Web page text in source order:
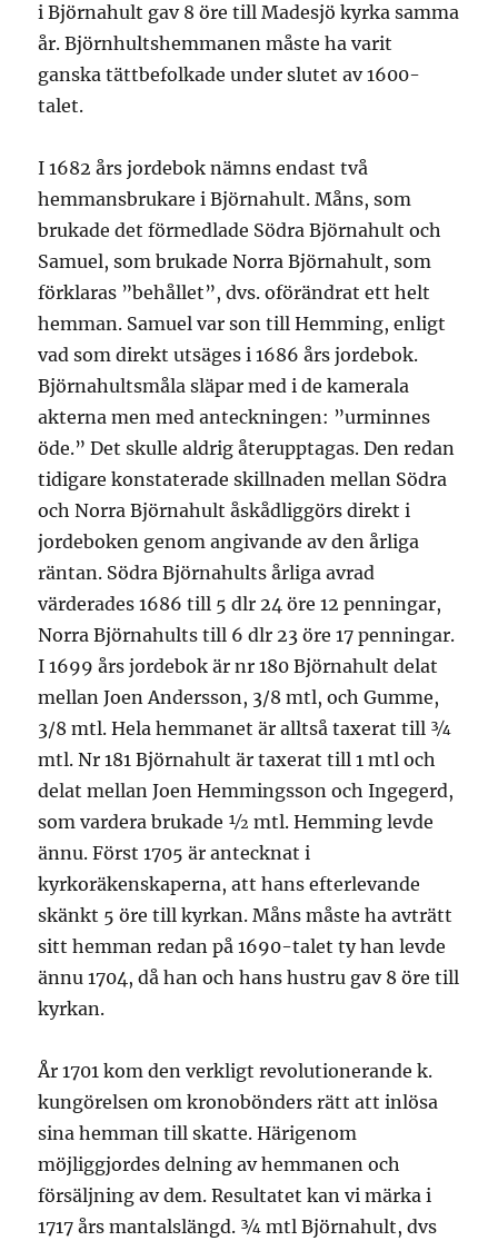
i Björnahult gav 8 öre till Madesjö kyrka samma
år. Björnhultshemmanen måste ha varit
ganska tättbefolkade under slutet av 1600-
talet.
I 1682 års jordebok nämns endast två
hemmansbrukare i Björnahult. Måns, som
brukade det förmedlade Södra Björnahult och
Samuel, som brukade Norra Björnahult, som
förklaras ”behållet”, dvs. oförändrat ett helt
hemman. Samuel var son till Hemming, enligt
vad som direkt utsäges i 1686 års jordebok.
Björnahultsmåla släpar med i de kamerala
akterna men med anteckningen: ”urminnes
öde.” Det skulle aldrig återupptagas. Den redan
tidigare konstaterade skillnaden mellan Södra
och Norra Björnahult åskådliggörs direkt i
jordeboken genom angivande av den årliga
räntan. Södra Björnahults årliga avrad
värderades 1686 till 5 dlr 24 öre 12 penningar,
Norra Björnahults till 6 dlr 23 öre 17 penningar.
I 1699 års jordebok är nr 180 Björnahult delat
mellan Joen Andersson, 3/8 mtl, och Gumme,
3/8 mtl. Hela hemmanet är alltså taxerat till ¾
mtl. Nr 181 Björnahult är taxerat till 1 mtl och
delat mellan Joen Hemmingsson och Ingegerd,
som vardera brukade ½ mtl. Hemming levde
ännu. Först 1705 är antecknat i
kyrkoräkenskaperna, att hans efterlevande
skänkt 5 öre till kyrkan. Måns måste ha avträtt
sitt hemman redan på 1690-talet ty han levde
ännu 1704, då han och hans hustru gav 8 öre till
kyrkan.
År 1701 kom den verkligt revolutionerande k.
kungörelsen om kronobönders rätt att inlösa
sina hemman till skatte. Härigenom
möjliggjordes delning av hemmanen och
försäljning av dem. Resultatet kan vi märka i
1717 års mantalslängd. ¾ mtl Björnahult, dvs